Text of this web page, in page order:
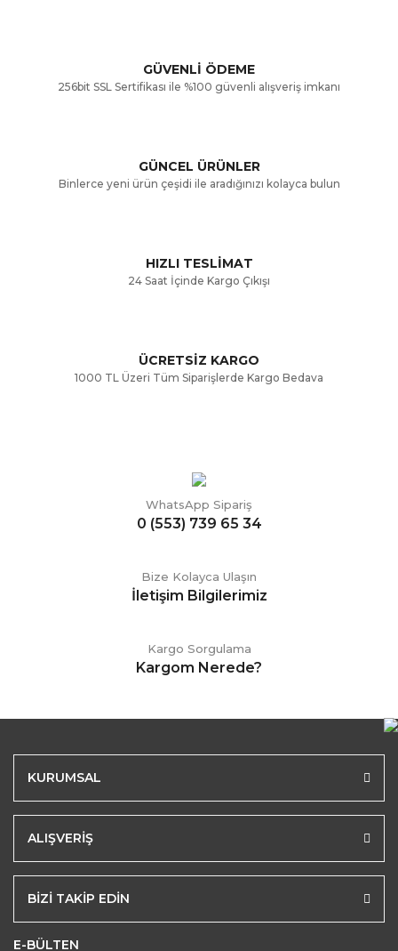
Ürün resmi kalitesiz, bozuk veya görüntülenemiyor.
Ürün bilgilerinde hatalar bulunuyor.
Gönder
GÜVENLİ ÖDEME
256bit SSL Sertifikası ile %100 güvenli alışveriş imkanı
GÜNCEL ÜRÜNLER
Binlerce yeni ürün çeşidi ile aradığınızı kolayca bulun
HIZLI TESLİMAT
24 Saat İçinde Kargo Çıkışı
ÜCRETSİZ KARGO
1000 TL Üzeri Tüm Siparişlerde Kargo Bedava
WhatsApp Sipariş
0 (553) 739 65 34
Bize Kolayca Ulaşın
İletişim Bilgilerimiz
Kargo Sorgulama
Kargom Nerede?
KURUMSAL
ALIŞVERİŞ
BİZİ TAKİP EDİN
E-BÜLTEN